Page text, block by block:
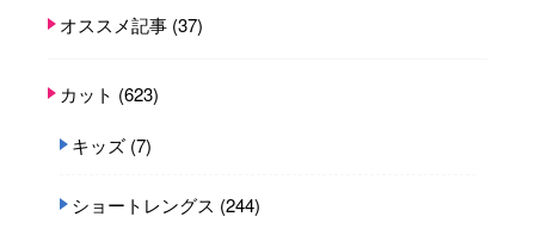
オススメ記事 (37)
カット (623)
キッズ (7)
ショートレングス (244)